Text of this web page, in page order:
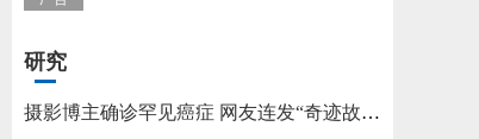
研究
摄影博主确诊罕见癌症 网友连发“奇迹故事”不允许他躺平